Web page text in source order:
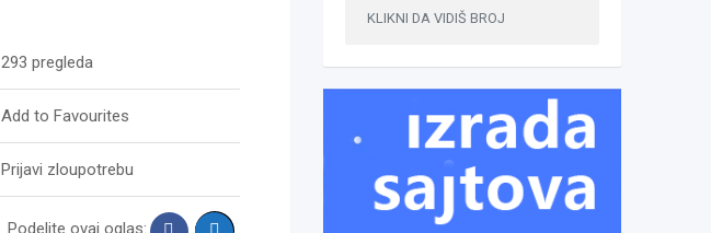
293 pregleda
Add to Favourites
Prijavi zloupotrebu
Podelite ovaj oglas:
KLIKNI DA VIDIŠ BROJ